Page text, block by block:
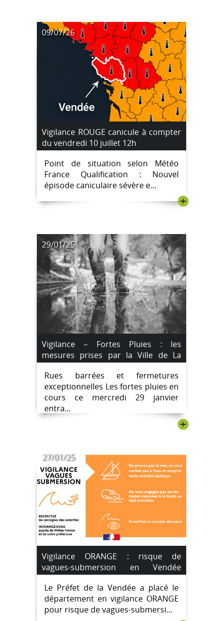
09/07/26
Vigilance ROUGE canicule à compter
du vendredi 10 juillet 12h
Point de situation selon Météo
France Qualification : Nouvel
épisode caniculaire sévère e...
+
29/01/25
Vigilance – Fortes Pluies : les
mesures prises par la Ville de La
Roche-sur-Yon
Rues barrées et fermetures
exceptionnelles Les fortes pluies en
cours ce mercredi 29 janvier
entra...
+
27/01/25
Vigilance ORANGE : risque de
vagues-submersion en Vendée
mardi 28 janvier 2025
Le Préfet de la Vendée a placé le
département en vigilance ORANGE
pour risque de vagues-submersi...